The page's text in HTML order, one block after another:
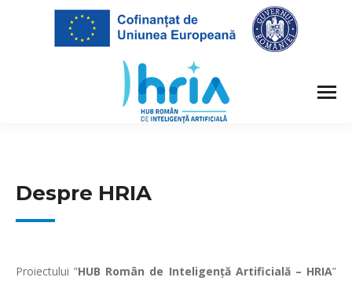
Despre HRIA
Proiectului ”HUB Român de Inteligență Artificială – HRIA”